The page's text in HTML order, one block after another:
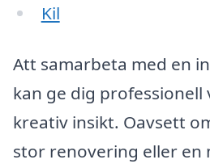
Kil
Att samarbeta med en
kan ge dig professionell
kreativ insikt. Oavsett
stor renovering eller en